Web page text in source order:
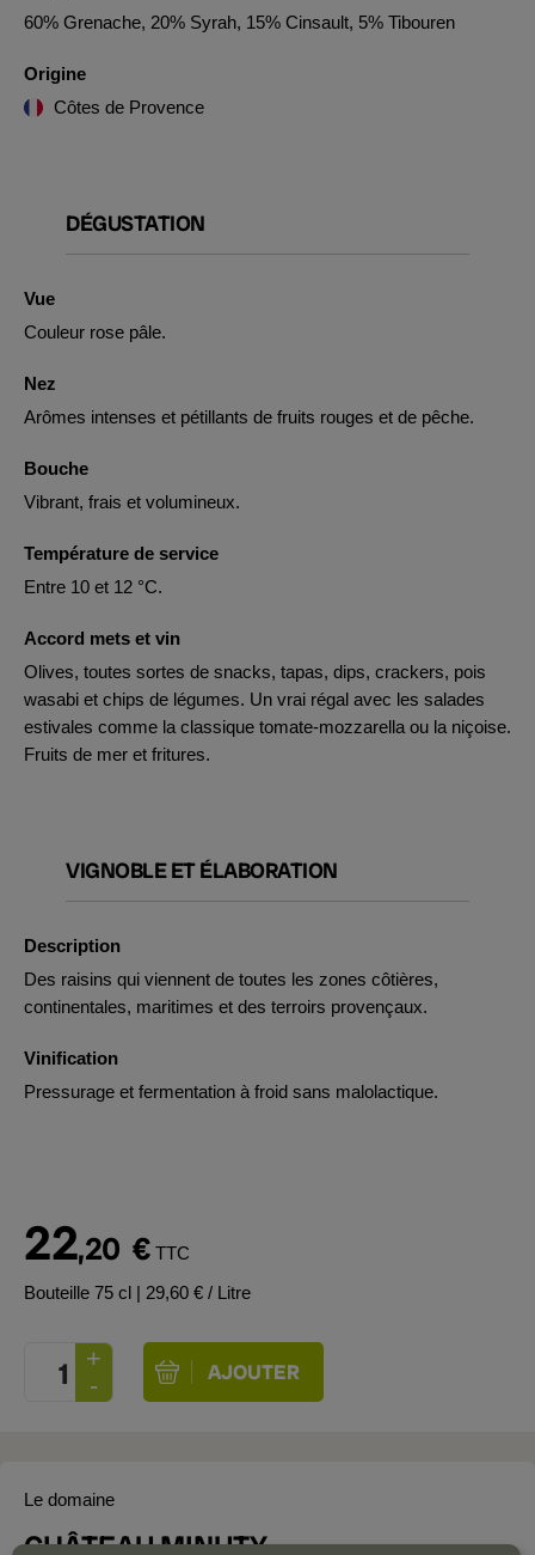
60% Grenache, 20% Syrah, 15% Cinsault, 5% Tibouren
Origine
Côtes de Provence
DÉGUSTATION
Vue
Couleur rose pâle.
Nez
Arômes intenses et pétillants de fruits rouges et de pêche.
Bouche
Vibrant, frais et volumineux.
Température de service
Entre 10 et 12 °C.
Accord mets et vin
Olives, toutes sortes de snacks, tapas, dips, crackers, pois
wasabi et chips de légumes. Un vrai régal avec les salades
estivales comme la classique tomate-mozzarella ou la niçoise.
Fruits de mer et fritures.
VIGNOBLE ET ÉLABORATION
Description
Des raisins qui viennent de toutes les zones côtières,
continentales, maritimes et des terroirs provençaux.
Vinification
Pressurage et fermentation à froid sans malolactique.
22,20 € TTC
Bouteille 75 cl | 29,60 € / Litre
Le domaine
CHÂTEAU MINUTY